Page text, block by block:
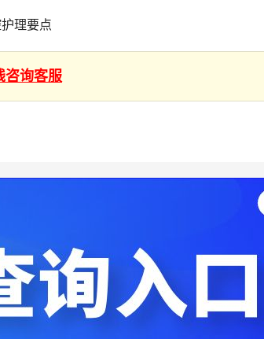
理要点
咨询客服